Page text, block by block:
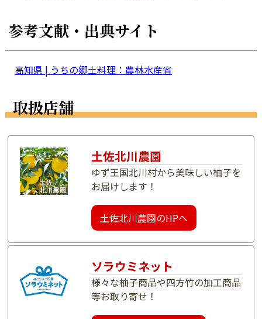
参考文献・出典サイト
高知県 | うちの郷土料理：農林水産省
取扱店舗
土佐北川農園
ゆず王国北川村から美味しい柚子を
お届けします！
土佐北川農園のHPへ
ソラウミネット
様々な柚子商品や四方竹の加工商品
等お取り寄せ！